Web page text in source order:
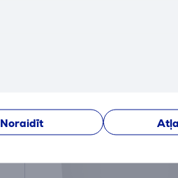
Noraidīt